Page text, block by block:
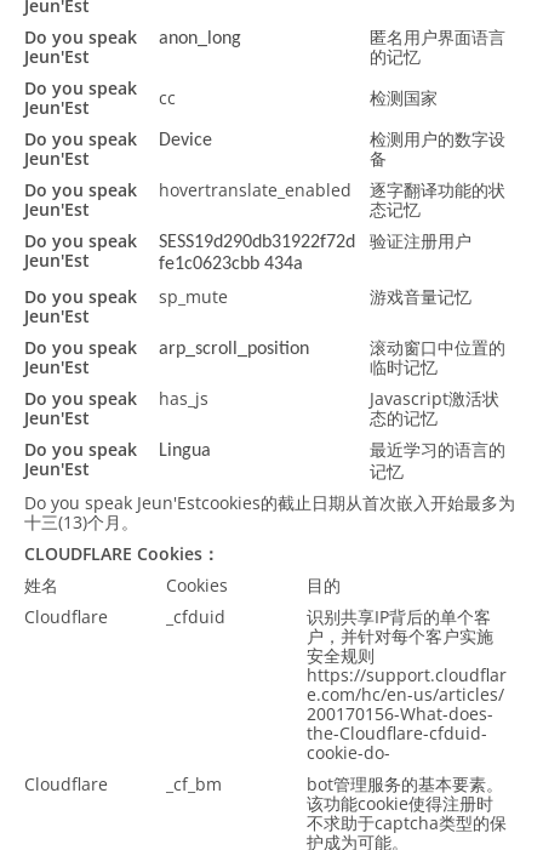
Jeun'Est
Do you speak
Jeun'Est
anon_long
匿名用户界面语言
的记忆
Do you speak
Jeun'Est
cc
检测国家
Do you speak
Jeun'Est
Device
检测用户的数字设
备
Do you speak
Jeun'Est
hovertranslate_enabled
逐字翻译功能的状
态记忆
Do you speak
Jeun'Est
SESS19d290db31922f72d
fe1c0623cbb 434a
验证注册用户
Do you speak
Jeun'Est
sp_mute 游戏音量记忆
Do you speak
Jeun'Est
arp_scroll_position
滚动窗口中位置的
临时记忆
Do you speak
Jeun'Est
has_js
Javascript激活状
态的记忆
Do you speak
Jeun'Est
Lingua
最近学习的语言的
记忆
Do you speak Jeun'Estcookies的截止日期从首次嵌入开始最多为
十三(13)个月。
CLOUDFLARE Cookies：
姓名
Cookies
目的
Cloudflare
_cfduid
识别共享IP背后的单个客
户，并针对每个客户实施
安全规则
https://support.cloudflar
e.com/hc/en-us/articles/
200170156-What-does-
the-Cloudflare-cfduid-
cookie-do-
Cloudflare
_cf_bm
bot管理服务的基本要素。
该功能cookie使得注册时
不求助于captcha类型的保
护成为可能。